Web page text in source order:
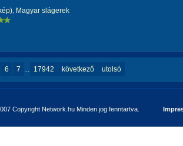
, Magyar slágerek
6 7 ... 17942 következő utolsó
Copyright Network.hu Minden jog fenntartva.